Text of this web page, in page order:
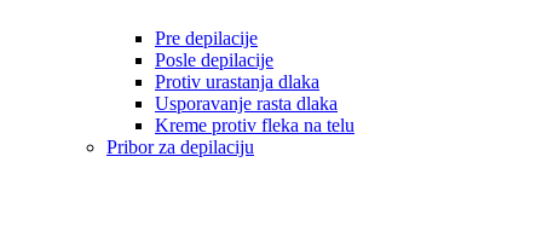
Pre depilacije
Posle depilacije
Protiv urastanja dlaka
Usporavanje rasta dlaka
Kreme protiv fleka na telu
Pribor za depilaciju